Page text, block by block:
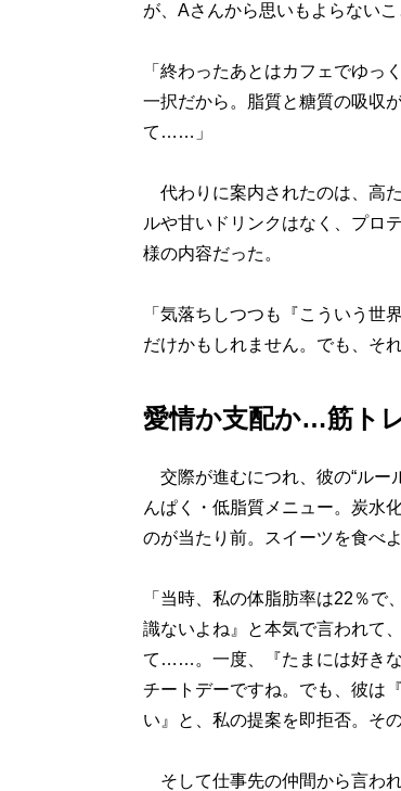
が、Aさんから思いもよらないこ
「終わったあとはカフェでゆっ
一択だから。脂質と糖質の吸収
て……」
代わりに案内されたのは、高
ルや甘いドリンクはなく、プロ
様の内容だった。
「気落ちしつつも『こういう世
だけかもしれません。でも、そ
愛情か支配か…筋ト
交際が進むにつれ、彼の“ルー
んぱく・低脂質メニュー。炭水
のが当たり前。スイーツを食べ
「当時、私の体脂肪率は22％
識ないよね』と本気で言われて
て……。一度、『たまには好きな
チートデーですね。でも、彼は
い』と、私の提案を即拒否。そ
そして仕事先の仲間から言わ